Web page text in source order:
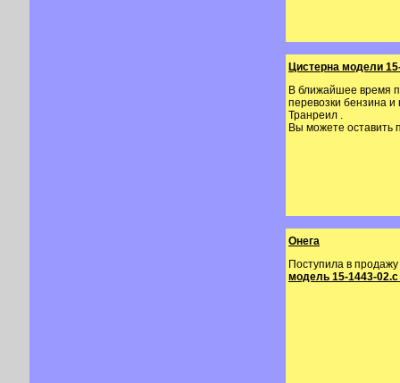
Цистерна модели
В ближайшее время
перевозки бензина
Транреил .
Вы можете оставить
Онега
Поступила в
модель 15-1443-